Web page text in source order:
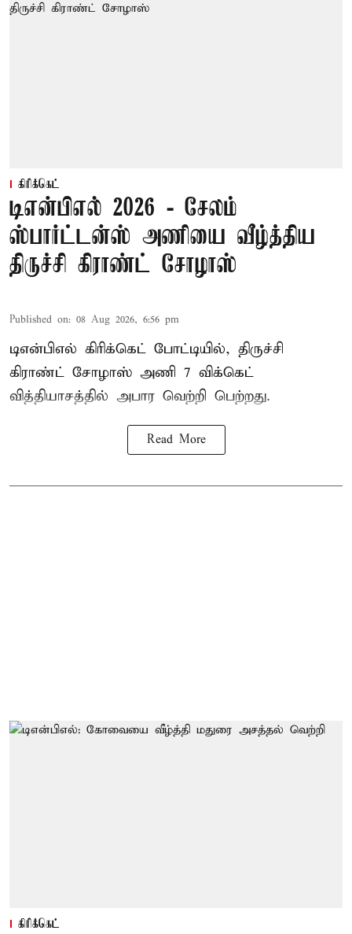
கிரிக்கெட்
டிஎன்பிஎல் 2026 - சேலம்
ஸ்பார்ட்டன்ஸ் அணியை வீழ்த்திய
திருச்சி கிராண்ட் சோழாஸ்
Published on: 08 Aug 2026, 6:56 pm
டிஎன்பிஎல் கிரிக்கெட் போட்டியில், திருச்சி
கிராண்ட் சோழாஸ் அணி 7 விக்கெட்
வித்தியாசத்தில் அபார வெற்றி பெற்றது.
Read More
கிரிக்கெட்